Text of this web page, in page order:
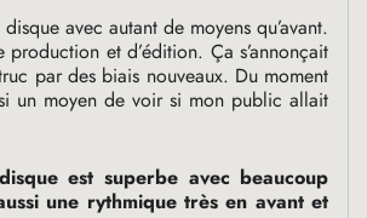
avec autant de moyens qu’avant.
et d’édition. Ça s’annonçait
par des biais nouveaux. Du moment
un moyen de voir si mon public allait
est superbe avec beaucoup
une rythmique très en avant et